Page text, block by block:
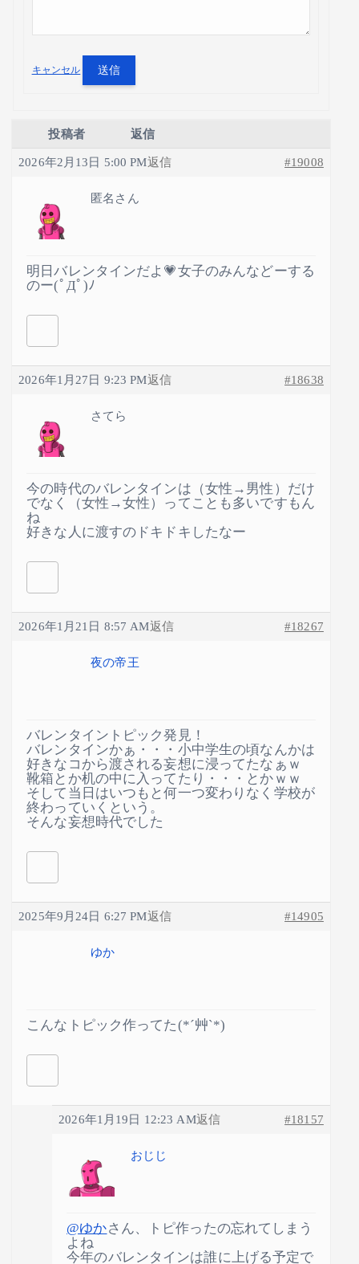
投稿者 返信
2026年2月13日 5:00 PM #19008
返信
匿名さん
明日バレンタインだよ💗女子のみんなどーする
のー(ﾟДﾟ)ﾉ
2026年1月27日 9:23 PM #18638
返信
さてら
今の時代のバレンタインは（女性→男性）だけ
でなく（女性→女性）ってことも多いですもん
ね
好きな人に渡すのドキドキしたなー
2026年1月21日 8:57 AM #18267
返信
夜の帝王
バレンタイントピック発見！
バレンタインかぁ・・・小中学生の頃なんかは
好きなコから渡される妄想に浸ってたなぁｗ
靴箱とか机の中に入ってたり・・・とかｗｗ
そして当日はいつもと何一つ変わりなく学校が
終わっていくという。
そんな妄想時代でした
2025年9月24日 6:27 PM #14905
返信
ゆか
こんなトピック作ってた(*´艸`*)
2026年1月19日 12:23 AM #18157
返信
おじじ
@ゆかさん、トピ作ったの忘れてしまう
よね
今年のバレンタインは誰に上げる予定で
キャンセル 送信